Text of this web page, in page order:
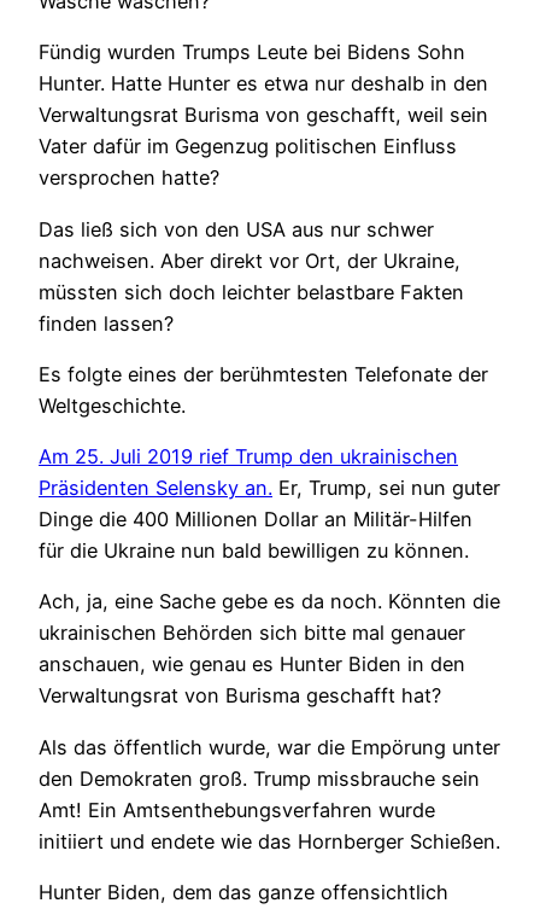
Fündig wurden Trumps Leute bei Bidens Sohn
Hunter. Hatte Hunter es etwa nur deshalb in den
Verwaltungsrat Burisma von geschafft, weil sein
Vater dafür im Gegenzug politischen Einfluss
versprochen hatte?
Das ließ sich von den USA aus nur schwer
nachweisen. Aber direkt vor Ort, der Ukraine,
müssten sich doch leichter belastbare Fakten
finden lassen?
Es folgte eines der berühmtesten Telefonate der
Weltgeschichte.
Am 25. Juli 2019 rief Trump den ukrainischen
Präsidenten Selensky an. Er, Trump, sei nun guter
Dinge die 400 Millionen Dollar an Militär-Hilfen
für die Ukraine nun bald bewilligen zu können.
Ach, ja, eine Sache gebe es da noch. Könnten die
ukrainischen Behörden sich bitte mal genauer
anschauen, wie genau es Hunter Biden in den
Verwaltungsrat von Burisma geschafft hat?
Als das öffentlich wurde, war die Empörung unter
den Demokraten groß. Trump missbrauche sein
Amt! Ein Amtsenthebungsverfahren wurde
initiiert und endete wie das Hornberger Schießen.
Hunter Biden, dem das ganze offensichtlich